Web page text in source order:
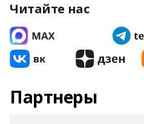
Читайте нас
Партнеры